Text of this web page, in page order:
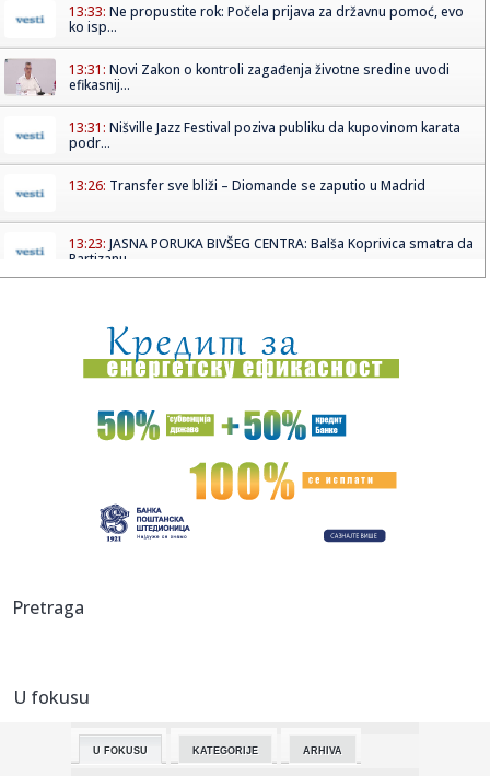
13:33: Ne propustite rok: Počela prijava za državnu pomoć, evo
ko isp...
13:31: Novi Zakon o kontroli zagađenja životne sredine uvodi
efikasnij...
13:31: Nišville Jazz Festival poziva publiku da kupovinom karata
podr...
13:26: Transfer sve bliži – Diomande se zaputio u Madrid
13:23: JASNA PORUKA BIVŠEG CENTRA: Balša Koprivica smatra da
Partizanu...
13:22:Spremite se: Sledeće godine nas čeka poseban iPhone?
13:22:Opljačkan muzej Žaka Širaka
Pavlović: Posle 15 godina Niš dobija studentski dom sa
13:17:Tramp dolazi u Srbiju?
evropskih...
13:16:
13:16:
ZLATIBORE MOJ MEDENI: Od 6. do 9. avgusta sajam meda
Pretraga
U fokusu
U FOKUSU KATEGORIJE ARHIVA